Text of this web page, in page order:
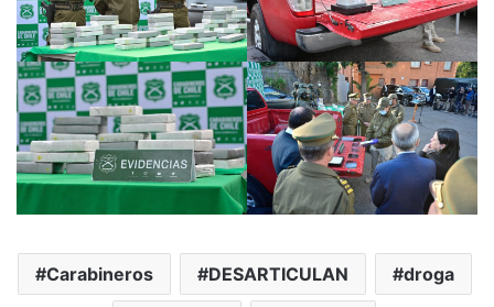
Carabineros DESARTICULAN droga